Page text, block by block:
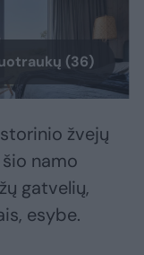
(36)
žvejų
namo
gatvelių,
esybe.